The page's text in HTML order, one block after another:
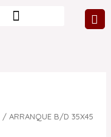
/ ARRANQUE B/D 35X45